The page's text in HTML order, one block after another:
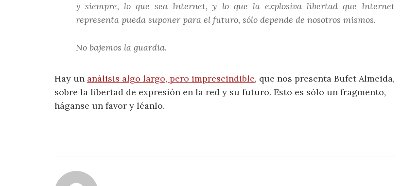
y siempre, lo que sea Internet, y lo que la explosiva libertad que Internet
representa pueda suponer para el futuro, sólo depende de nosotros mismos.
No bajemos la guardia.
Hay un análisis algo largo, pero imprescindible, que nos presenta Bufet Almeida,
sobre la libertad de expresión en la red y su futuro. Esto es sólo un fragmento,
háganse un favor y léanlo.